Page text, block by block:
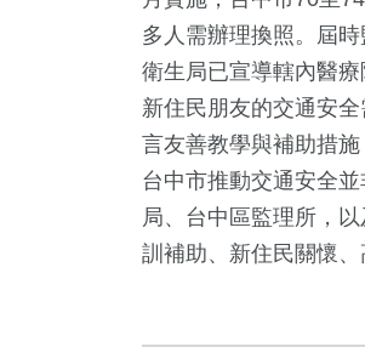
多人需辦理換照。屆
衛生局已宣導轄內醫
新住民朋友的交通安
言友善教學與補助措施
台中市推動交通安全
局、台中區監理所，
訓補助、新住民關懷